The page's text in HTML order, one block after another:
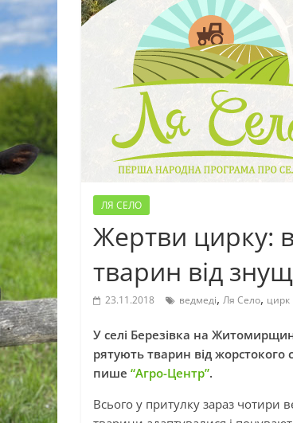
ЛЯ СЕЛО
Жертви цирку:
тварин від
23.11.2018 ведмеді, Ля Село, цирк
У селі Березівка на
рятують тварин від
пише “Агро-Центр”.
Всього у притулку зараз чотири